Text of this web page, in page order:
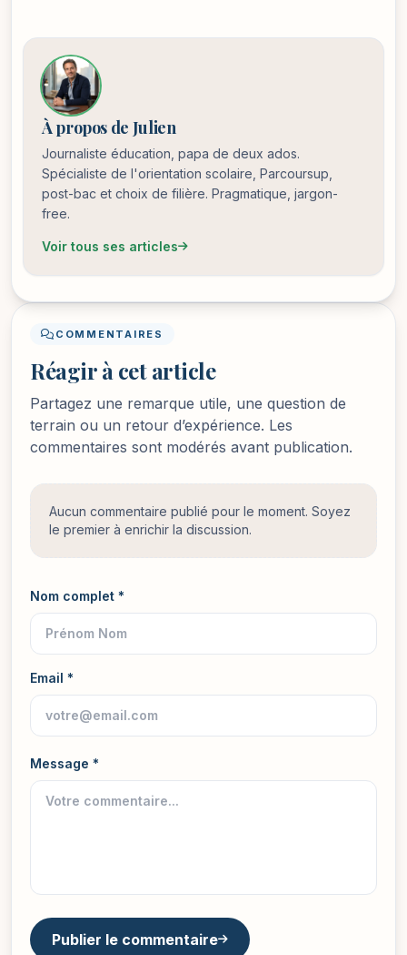
À propos de Julien
Journaliste éducation, papa de deux ados.
Spécialiste de l'orientation scolaire, Parcoursup,
post-bac et choix de filière. Pragmatique, jargon-
free.
Voir tous ses articles
COMMENTAIRES
Réagir à cet article
Partagez une remarque utile, une question de
terrain ou un retour d’expérience. Les
commentaires sont modérés avant publication.
Aucun commentaire publié pour le moment. Soyez
le premier à enrichir la discussion.
Nom complet *
Email *
Message *
Publier le commentaire